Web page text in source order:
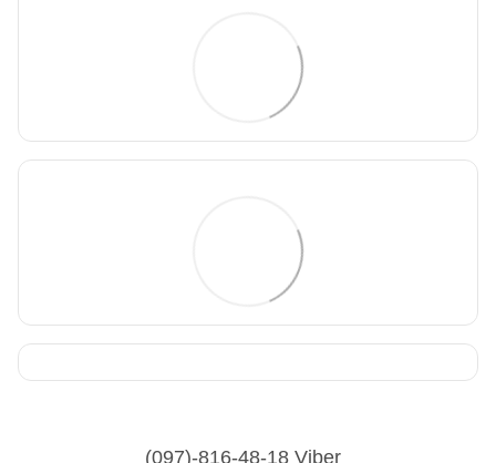
(097)-816-48-18 Viber